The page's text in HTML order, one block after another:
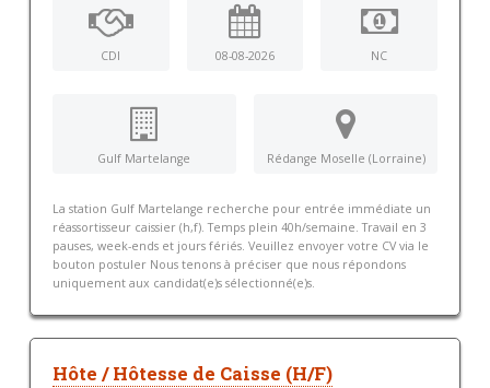
CDI 08-08-2026 NC
Gulf Martelange Rédange Moselle (Lorraine)
La station Gulf Martelange recherche pour entrée immédiate un
réassortisseur caissier (h,f). Temps plein 40h/semaine. Travail en 3
pauses, week-ends et jours fériés. Veuillez envoyer votre CV via le
bouton postuler Nous tenons à préciser que nous répondons
uniquement aux candidat(e)s sélectionné(e)s.
Hôte / Hôtesse de Caisse (H/F)